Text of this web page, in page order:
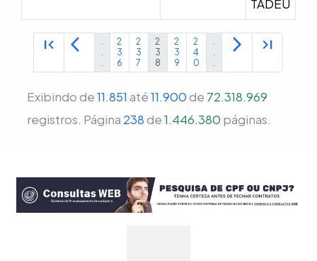
TADEU
first_page arrow_back_ios
.
.
.
2
3
6
2
3
7
2
3
8
2
3
9
2
4
0
.
.
.
arrow_forward_ios last_page
Exibindo de11.851 até11.900de 72.318.969
registros. Página 238de1.446.380 páginas.